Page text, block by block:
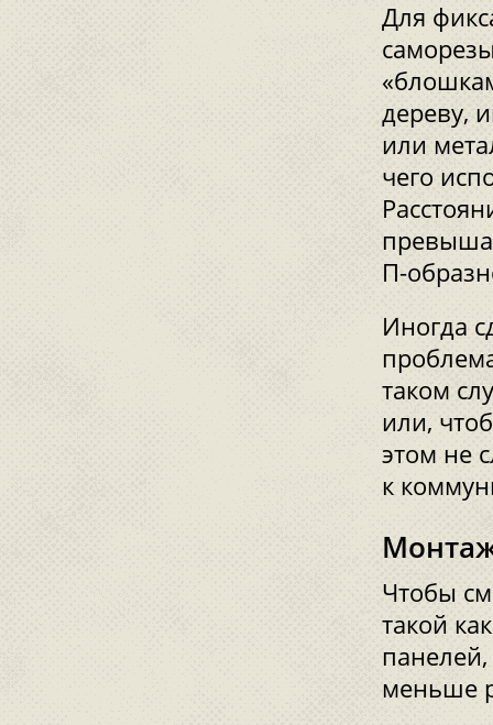
Для
дереву,
или
чего
П-
Иногда
таком
или,
этом не
к
Чтобы
такой
меньше